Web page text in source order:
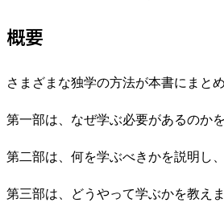
概要
さまざまな独学の方法が本書にまと
第一部は、なぜ学ぶ必要があるのか
第二部は、何を学ぶべきかを説明し
第三部は、どうやって学ぶかを教え